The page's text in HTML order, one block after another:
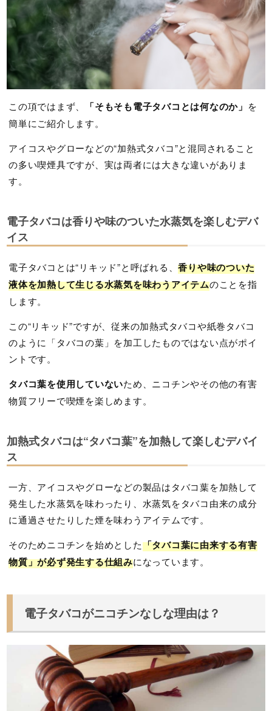
この項ではまず、 「そもそも電子タバコとは何なのか」 を
簡単にご紹介します。
アイコスやグローなどの“加熱式タバコ”と混同されること
の多い喫煙具ですが、実は両者には大きな違いがありま
す。
電子タバコは香りや味のついた水蒸気を楽しむデバ
イス
電子タバコとは“リキッド”と呼ばれる、香りや味のついた
液体を加熱して生じる水蒸気を味わうアイテムのことを指
します。
この“リキッド”ですが、従来の加熱式タバコや紙巻タバコ
のように「タバコの葉」を加工したものではない点がポイ
ントです。
タバコ葉を使用していないため、ニコチンやその他の有害
物質フリーで喫煙を楽しめます。
加熱式タバコは“タバコ葉”を加熱して楽しむデバイ
ス
一方、アイコスやグローなどの製品はタバコ葉を加熱して
発生した水蒸気を味わったり、水蒸気をタバコ由来の成分
に通過させたりした煙を味わうアイテムです。
そのためニコチンを始めとした「タバコ葉に由来する有害
物質」が必ず発生する仕組みになっています。
電子タバコがニコチンなしな理由は？